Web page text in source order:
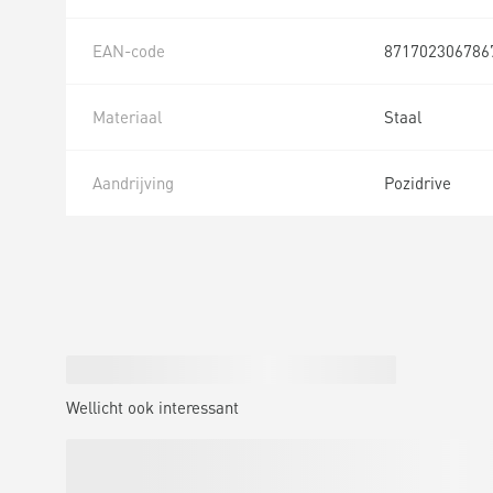
EAN-code
Materiaal Staal
Aandrijving Pozidrive
Wellicht ook interessant